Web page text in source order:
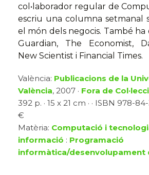
col•laborador regular de
escriu una columna setmanal
el món dels negocis. També ha
Guardian, The Economist,
New Scientist i Financial Times.
València: Publicacions de la
València, 2007 · Fora de
392 p. · 15 x 21 cm · · ISBN 978-
€
Matèria: Computació i
informació : Programació
informàtica/desenvolupament